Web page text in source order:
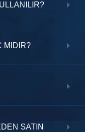
MIDIR?
SATIN